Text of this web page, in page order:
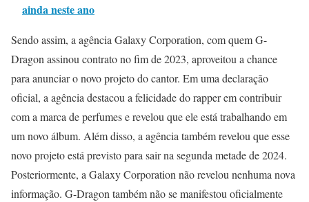
ainda neste ano
Sendo assim, a agência Galaxy Corporation, com quem G-
Dragon assinou contrato no fim de 2023, aproveitou a chance
para anunciar o novo projeto do cantor. Em uma declaração
oficial, a agência destacou a felicidade do rapper em contribuir
com a marca de perfumes e revelou que ele está trabalhando em
um novo álbum. Além disso, a agência também revelou que esse
novo projeto está previsto para sair na segunda metade de 2024.
Posteriormente, a Galaxy Corporation não revelou nenhuma nova
informação. G-Dragon também não se manifestou oficialmente